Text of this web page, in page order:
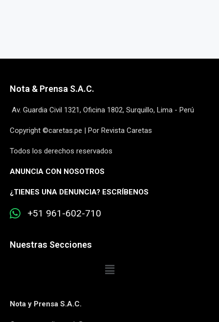
Nota & Prensa S.A.C.
Av. Guardia Civil 1321, Oficina 1802, Surquillo, Lima - Perú
Copyright ©caretas.pe | Por Revista Caretas
Todos los derechos reservados
ANUNCIA CON NOSOTROS
¿TIENES UNA DENUNCIA? ESCRÍBENOS
+51 961-602-710
Nuestras Secciones
Nota y Prensa S.A.C.